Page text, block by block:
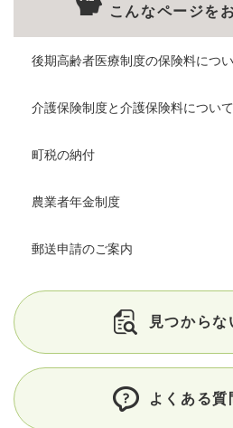
こんなページを
後期高齢者医療制度の保険料につ
介護保険制度と介護保険料について
町税の納付
農業者年金制度
郵送申請のご案内
見つからな
よくある質